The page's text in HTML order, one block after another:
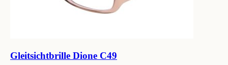
Gleitsichtbrille Dione C49